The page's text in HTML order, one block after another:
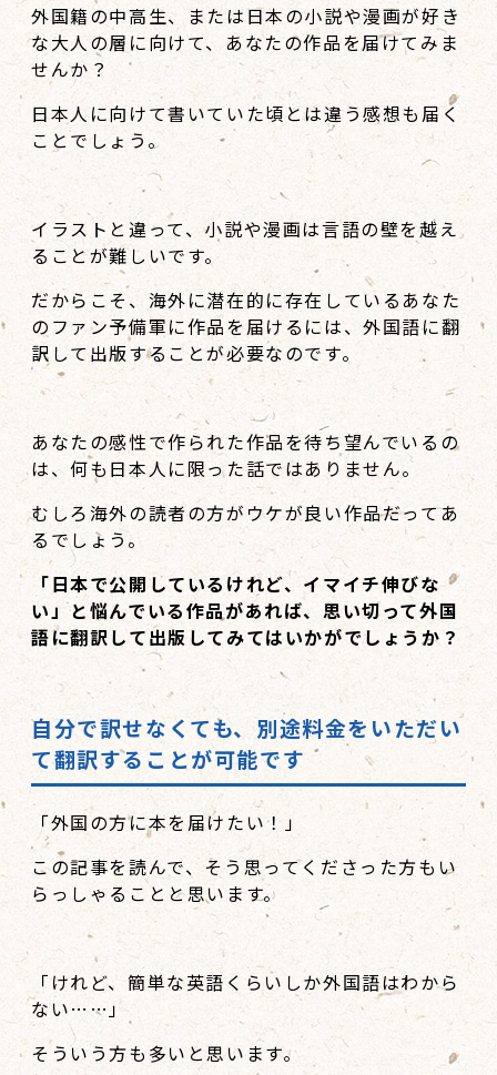
外国籍の中高生、または日本の小説や漫画が好き
な大人の層に向けて、あなたの作品を届けてみま
せんか？
日本人に向けて書いていた頃とは違う感想も届く
ことでしょう。
イラストと違って、小説や漫画は言語の壁を越え
ることが難しいです。
だからこそ、海外に潜在的に存在しているあなた
のファン予備軍に作品を届けるには、外国語に翻
訳して出版することが必要なのです。
あなたの感性で作られた作品を待ち望んでいるの
は、何も日本人に限った話ではありません。
むしろ海外の読者の方がウケが良い作品だってあ
るでしょう。
「日本で公開しているけれど、イマイチ伸びな
い」と悩んでいる作品があれば、思い切って外国
語に翻訳して出版してみてはいかがでしょうか？
自分で訳せなくても、別途料金をいただい
て翻訳することが可能です
「外国の方に本を届けたい！」
この記事を読んで、そう思ってくださった方もい
らっしゃることと思います。
「けれど、簡単な英語くらいしか外国語はわから
ない……」
そういう方も多いと思います。